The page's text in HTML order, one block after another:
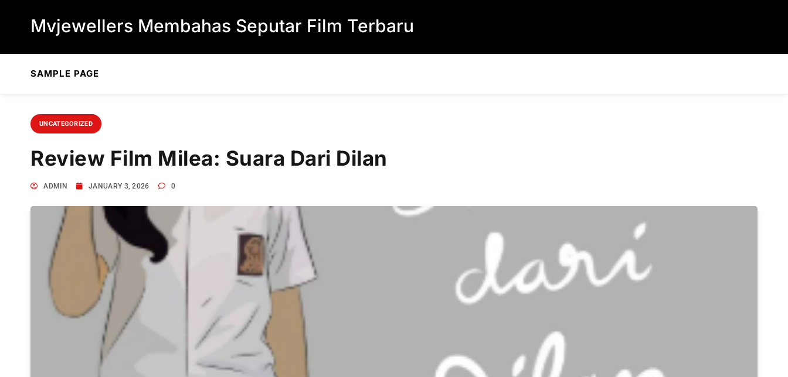
Mvjewellers Membahas Seputar Film Terbaru
SAMPLE PAGE
UNCATEGORIZED
Review Film Milea: Suara Dari Dilan
ADMIN JANUARY 3, 2026 0